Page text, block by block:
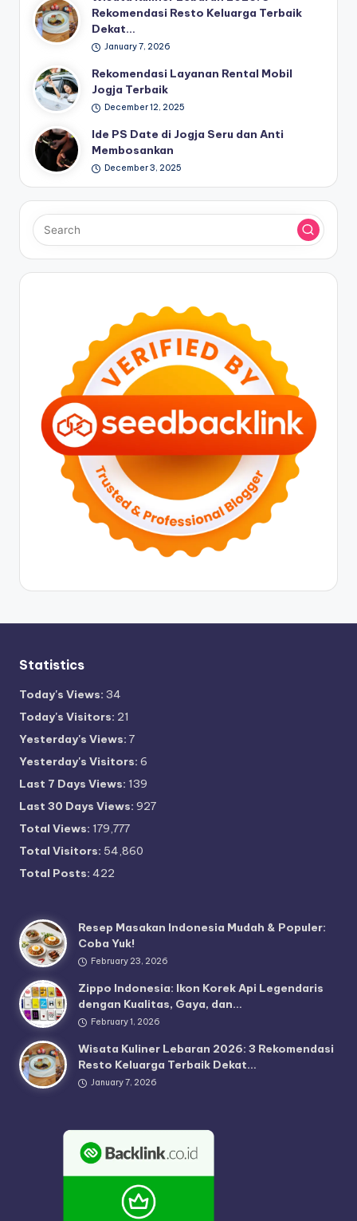
Rekomendasi Resto Keluarga Terbaik
Dekat…
January 7, 2026
Rekomendasi Layanan Rental Mobil
Jogja Terbaik
December 12, 2025
Ide PS Date di Jogja Seru dan Anti
Membosankan
December 3, 2025
Statistics
Today's Views: 34
Today's Visitors: 21
Yesterday's Views: 7
Yesterday's Visitors: 6
Last 7 Days Views: 139
Last 30 Days Views: 927
Total Views: 179,777
Total Visitors: 54,860
Total Posts: 422
Resep Masakan Indonesia Mudah & Populer:
Coba Yuk!
February 23, 2026
Zippo Indonesia: Ikon Korek Api Legendaris
dengan Kualitas, Gaya, dan…
February 1, 2026
Wisata Kuliner Lebaran 2026: 3 Rekomendasi
Resto Keluarga Terbaik Dekat…
January 7, 2026